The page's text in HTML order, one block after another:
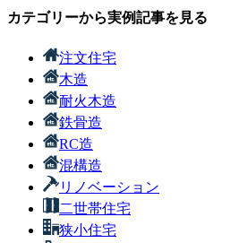
カテゴリーから実例記事を見る
注文住宅
木造
耐火木造
鉄骨造
RC造
混構造
リノベーション
二世帯住宅
狭小住宅